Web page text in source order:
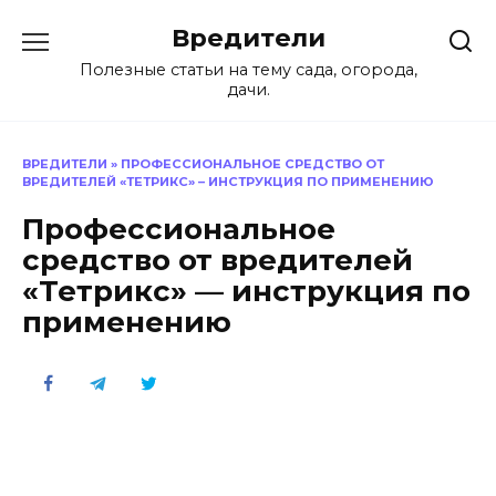
содержанию
Вредители
Полезные статьи на тему сада, огорода,
дачи.
ВРЕДИТЕЛИ » ПРОФЕССИОНАЛЬНОЕ СРЕДСТВО ОТ
ВРЕДИТЕЛЕЙ «ТЕТРИКС» – ИНСТРУКЦИЯ ПО ПРИМЕНЕНИЮ
Профессиональное
средство от вредителей
«Тетрикс» — инструкция по
применению